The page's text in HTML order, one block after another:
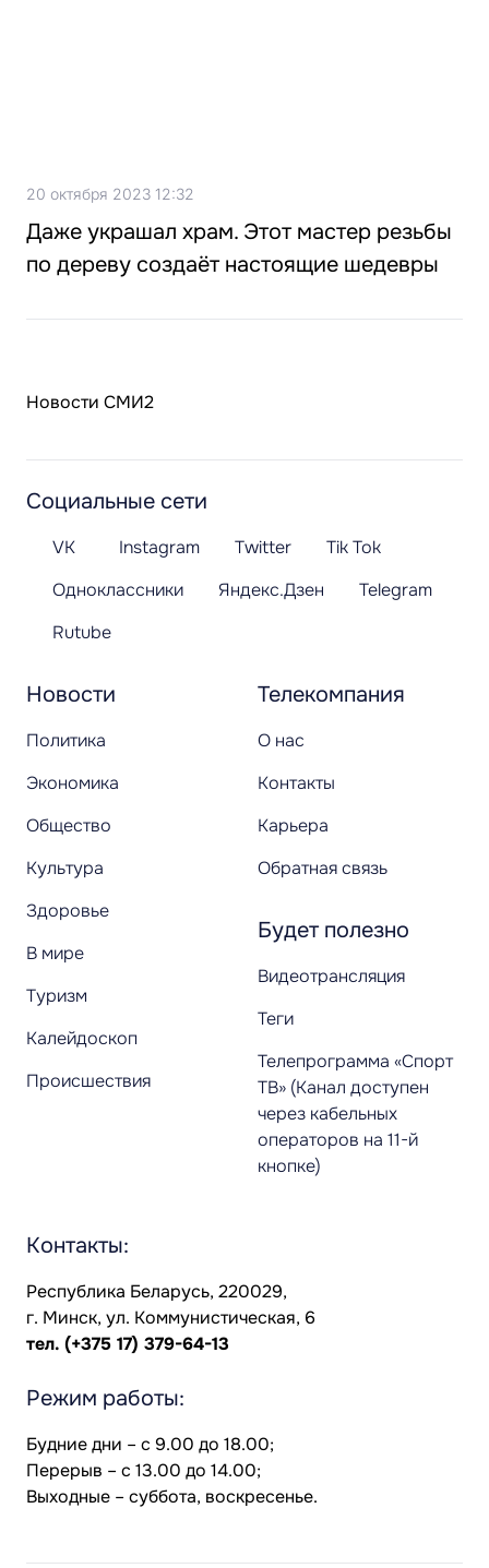
20 октября 2023 12:32
Даже украшал храм. Этот мастер резьбы
по дереву создаёт настоящие шедевры
Новости СМИ2
Новости
Политика
Экономика
Общество
Культура
Здоровье
В мире
Туризм
Калейдоскоп
Происшествия
Телекомпания
О нас
Контакты
Карьера
Обратная связь
Будет полезно
Видеотрансляция
Теги
Телепрограмма «Спорт
ТВ» (Канал доступен
через кабельных
операторов на 11-й
кнопке)
Социальные сети
VK Instagram Twitter
Tik Tok
Одноклассники
Яндекс.Дзен
Telegram
Rutube
Контакты:
Республика Беларусь, 220029,
г. Минск, ул. Коммунистическая, 6
тел. (+375 17) 379-64-13
Режим работы:
Будние дни – с 9.00 до 18.00;
Перерыв – с 13.00 до 14.00;
Выходные – суббота, воскресенье.